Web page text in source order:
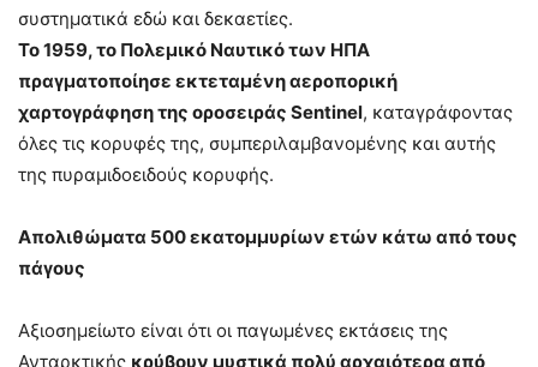
συστηματικά εδώ και δεκαετίες.
Το 1959, το Πολεμικό Ναυτικό των ΗΠΑ
πραγματοποίησε εκτεταμένη αεροπορική
χαρτογράφηση της οροσειράς Sentinel, καταγράφοντας
όλες τις κορυφές της, συμπεριλαμβανομένης και αυτής
της πυραμιδοειδούς κορυφής.
Απολιθώματα 500 εκατομμυρίων ετών κάτω από τους
πάγους
Αξιοσημείωτο είναι ότι οι παγωμένες εκτάσεις της
Ανταρκτικής κρύβουν μυστικά πολύ αρχαιότερα από